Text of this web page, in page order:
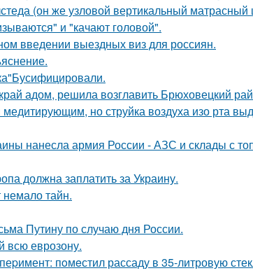
(он же узловой вертикальный матрасный
и "качают головой".
введении выездных виз для россиян.
адом, решила возглавить Брюховецкий
но струйка воздуха изо рта
нанесла армия России - АЗС и склады с
должна заплатить за Украину.
тайн.
Путину по случаю дня России.
всю еврозону.
пoмeстил рассаду в 35-литровую